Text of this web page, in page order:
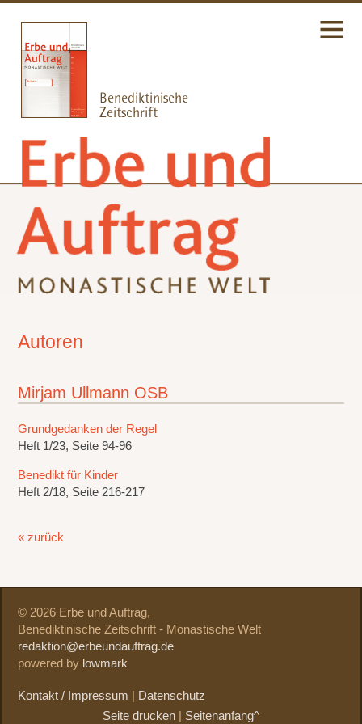
Autoren
Mirjam Ullmann OSB
Grundgedanken der Regel
Heft 1/23, Seite 94-96
Benedikt für Kinder
Heft 2/18, Seite 216-217
« zurück
© 2026 Erbe und Auftrag,
Benediktinische Zeitschrift - Monastische Welt
redaktion@erbeundauftrag.de
powered by lowmark
Kontakt / Impressum
Datenschutz
Seite drucken
Seitenanfang^